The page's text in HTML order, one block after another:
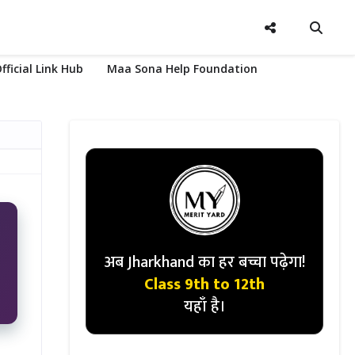
Link Hub Maa Sona Help Foundation
अब Jharkhand का हर बच्चा पढ़ेगा!
Class 9th to 12th
यहाँ है।